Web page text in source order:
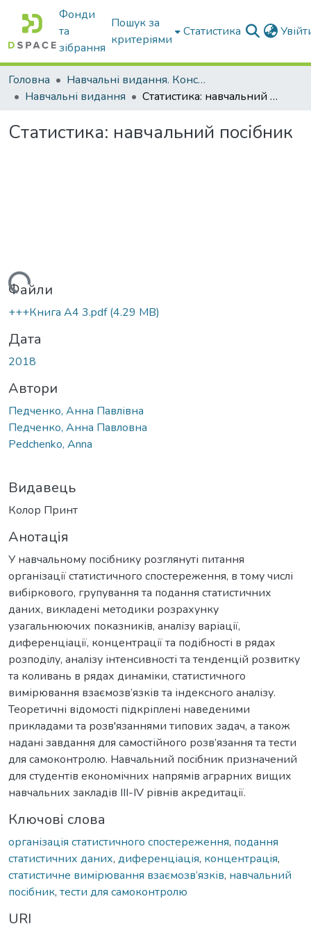
Фонди
та
зібрання
Пошук за
критеріями
Статистика
Головна
Навчальні видання. Конспекти лекцій
Навчальні видання
Статистика: навчальний посібник
Статистика: навчальний посібник
Файли
+++Книга А4 3.pdf(4.29 MB)
Дата
2018
Автори
Педченко, Анна Павлівна
Педченко, Анна Павловна
Pedchenko, Anna
Видавець
Колор Принт
Анотація
У навчальному посібнику розглянуті питання
організації статистичного спостереження, в тому числі
вибіркового, групування та подання статистичних
даних, викладені методики розрахунку
узагальнюючих показників, аналізу варіації,
диференціації, концентрації та подібності в рядах
розподілу, аналізу інтенсивності та тенденцій розвитку
та коливань в рядах динаміки, статистичного
вимірювання взаємозв’язків та індексного аналізу.
Теоретичні відомості підкріплені наведеними
прикладами та розв'язаннями типових задач, а також
надані завдання для самостійного розв’язання та тести
для самоконтролю. Навчальний посібник призначений
для студентів економічних напрямів аграрних вищих
навчальних закладів ІІI-IV рівнів акредитації.
Ключові слова
організація статистичного спостереження, подання
статистичних даних, диференціація, концентрація,
статистичне вимірювання взаємозв’язків, навчальний
посібник, тести для самоконтролю
URI